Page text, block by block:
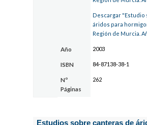
Descargar "Estudio
áridos para
Región de Murcia.
Año 2003
ISBN 84-87138-38-1
Nº
Páginas
262
Estudios sobre canteras de